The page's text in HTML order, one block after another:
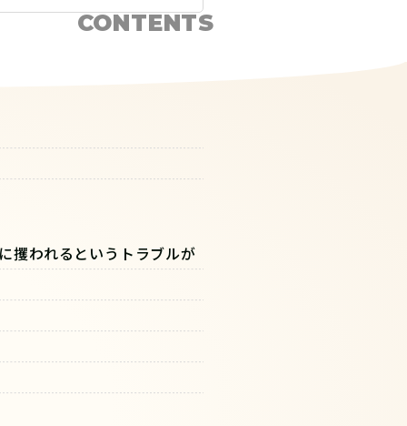
CONTENTS
攫われるというトラブルが